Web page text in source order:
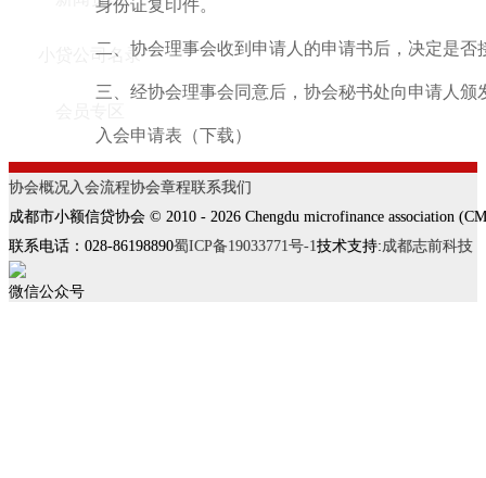
小贷公司名录
身份证复印件。
二、协会理事会收到申请人的申请书后，决定是
三、经协会理事会同意后，协会秘书处向申请人
入会申请表（下载）
协会概况入会流程协会章程联系我们
成都市小额信贷协会 © 2010 - 2026 Chengdu microfinance association
联系电话：028-86198890蜀ICP备19033771号-1技术支持:成都志前科技
微信公众号